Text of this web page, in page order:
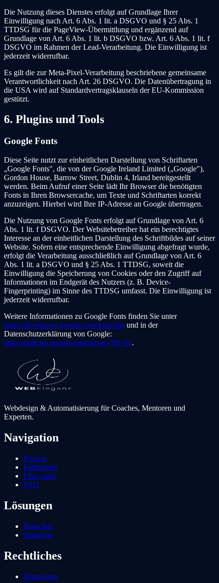
Die Nutzung dieses Dienstes erfolgt auf Grundlage Ihrer
Einwilligung nach Art. 6 Abs. 1 lit. a DSGVO und § 25 Abs. 1
TTDSG für die PageView-Übermittlung und ergänzend auf
Grundlage von Art. 6 Abs. 1 lit. b DSGVO bzw. Art. 6 Abs. 1 lit. f
DSGVO im Rahmen der Lead-Verarbeitung. Die Einwilligung ist
jederzeit widerrufbar.
Es gilt die zur Meta-Pixel-Verarbeitung beschriebene gemeinsame
Verantwortlichkeit nach Art. 26 DSGVO. Die Datenübertragung in
die USA wird auf Standardvertragsklauseln der EU-Kommission
gestützt.
6. Plugins und Tools
Google Fonts
Diese Seite nutzt zur einheitlichen Darstellung von Schriftarten
„Google Fonts", die von der Google Ireland Limited („Google"),
Gordon House, Barrow Street, Dublin 4, Irland bereitgestellt
werden. Beim Aufruf einer Seite lädt Ihr Browser die benötigten
Fonts in Ihren Browsercache, um Texte und Schriftarten korrekt
anzuzeigen. Hierbei wird Ihre IP-Adresse an Google übertragen.
Die Nutzung von Google Fonts erfolgt auf Grundlage von Art. 6
Abs. 1 lit. f DSGVO. Der Websitebetreiber hat ein berechtigtes
Interesse an der einheitlichen Darstellung des Schriftbildes auf seiner
Website. Sofern eine entsprechende Einwilligung abgefragt wurde,
erfolgt die Verarbeitung ausschließlich auf Grundlage von Art. 6
Abs. 1 lit. a DSGVO und § 25 Abs. 1 TTDSG, soweit die
Einwilligung die Speicherung von Cookies oder den Zugriff auf
Informationen im Endgerät des Nutzers (z. B. Device-
Fingerprinting) im Sinne des TTDSG umfasst. Die Einwilligung ist
jederzeit widerrufbar.
Weitere Informationen zu Google Fonts finden Sie unter
https://developers.google.com/fonts/faq und in der
Datenschutzerklärung von Google:
https://policies.google.com/privacy?hl=de.
Webdesign & Automatisierung für Coaches, Mentoren und
Experten.
Navigation
Prozess
Fallstudien
Über mich
FAQ
Lösungen
Branchen
Standorte
Rechtliches
Impressum